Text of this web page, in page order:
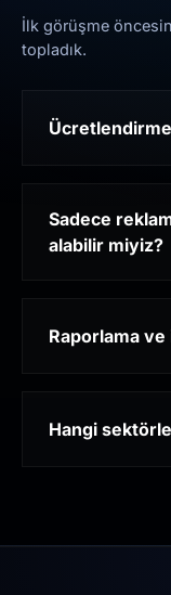
İlk görüşme
topladık.
Sadece
alabilir miyiz?
Raporlama
Hangi